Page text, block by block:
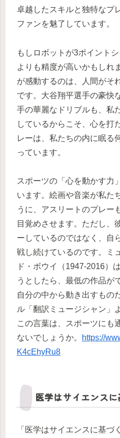
卓越したスキルと独特なプ
ファンを魅了しています。
もしロボットが3ポイント
よりも精度が高いかもしれ
が感動するのは、人間がそ
です。大谷翔平選手の豪快
手の華麗なドリブルも、私
しているからこそ、心を打
レーは、私たちの内に眠る
っています。
スポーツの「心を動かす力
います。絵画や音楽が私た
うに、アスリートのプレー
目覚めさせます。ただし、
ーしているのではなく、自
戦し続けているのです。ミ
ド・ボウイ（1947-2016）
うとしたら、最低の作品が
自分の中から動き出すもの
ル「翻訳ミュージシャン」
この言葉は、スポーツにも
ないでしょうか。
https://
K4cEhyRu8
医学はサイエンス
「医学はサイエンスに基づ